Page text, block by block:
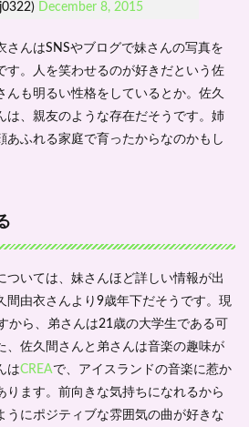
December 8, 2015
さんはSNSやブログで妹さんの写真を
す。人を笑わせるのが好きだという佐
んも明るい性格をしているとか。佐久
は、親友のような存在だそうです。姉
あふれる家庭で育ったからなのかもし
ついては、妹さんほど詳しい情報が出
間由衣さんより9歳年下だそうです。現
から、弟さんは21歳の大学生である可
、佐久間さんと弟さんは音楽の趣味が
はCREAで、アイスランドの音楽に惹か
ります。前向きな気持ちになれるから
うにポジティブな雰囲気の曲が好きな